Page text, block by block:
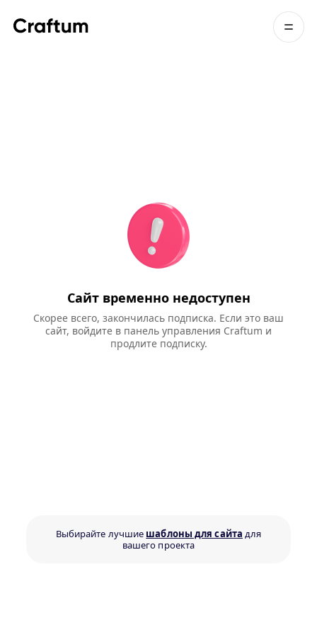
Сайт временно недоступен
Скорее всего, закончилась подписка. Если это ваш
сайт, войдите в панель управления Craftum и
продлите подписку.
Выбирайте лучшие шаблоны для сайта для
вашего проекта